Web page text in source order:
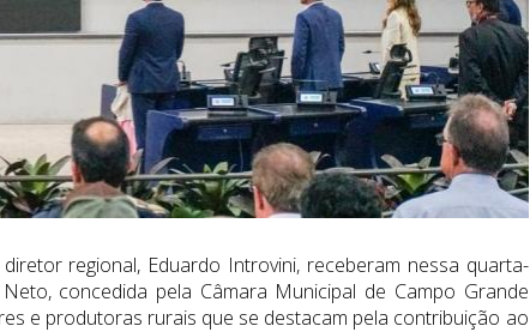
regional, Eduardo Introvini, receberam nessa quarta-
concedida pela Câmara Municipal de Campo Grande
e produtoras rurais que se destacam pela contribuição ao